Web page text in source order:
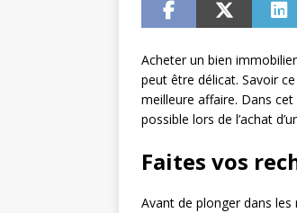
Acheter un bien
peut être délicat. Savoir
meilleure affaire. Dans
possible lors de l’achat
Faites vos
Avant de plonger dans